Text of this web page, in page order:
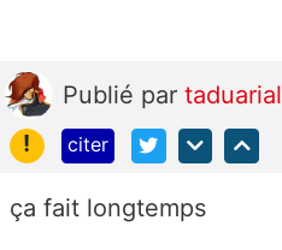
Publié par taduarial
!
citer
ça fait longtemps